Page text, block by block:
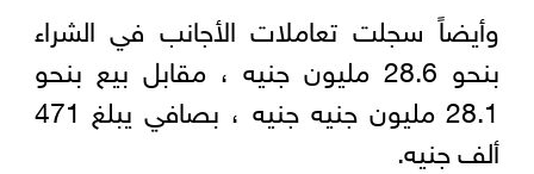
وأيضاً سجلت تعاملات الأجانب في الشراء
بنحو 28.6 مليون جنيه ، مقابل بيع بنحو
28.1 مليون جنيه جنيه ، بصافي يبلغ 471
ألف جنيه.